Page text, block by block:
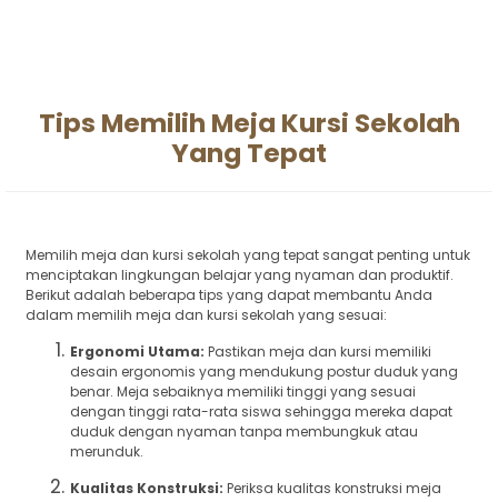
Tips Memilih Meja Kursi Sekolah
Yang Tepat
Memilih meja dan kursi sekolah yang tepat sangat penting untuk
menciptakan lingkungan belajar yang nyaman dan produktif.
Berikut adalah beberapa tips yang dapat membantu Anda
dalam memilih meja dan kursi sekolah yang sesuai:
Ergonomi Utama: Pastikan meja dan kursi memiliki
desain ergonomis yang mendukung postur duduk yang
benar. Meja sebaiknya memiliki tinggi yang sesuai
dengan tinggi rata-rata siswa sehingga mereka dapat
duduk dengan nyaman tanpa membungkuk atau
merunduk.
Kualitas Konstruksi: Periksa kualitas konstruksi meja